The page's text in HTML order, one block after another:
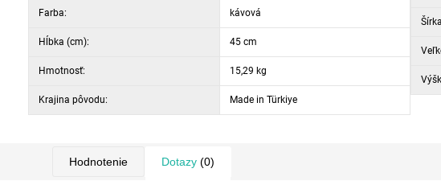
Farba: kávová
Hĺbka (cm): 45 cm
Hmotnosť: 15,29 kg
Krajina pôvodu: Made in Türkiye
Hodnotenie Dotazy (0)